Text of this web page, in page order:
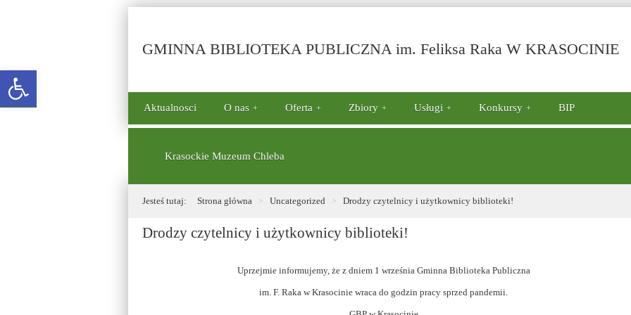
Open toolbar
GMINNA BIBLIOTEKA PUBLICZNA im. Feliksa Raka W KRASOCINIE-
i
Aktualnosci O nas Oferta Zbiory Usługi Konkursy BIP
Krasockie Muzeum Chleba
Jesteś tutaj: Strona główna Uncategorized Drodzy czytelnicy i użytkownicy biblioteki!
Drodzy czytelnicy i użytkownicy biblioteki!
Uprzejmie informujemy, że z dniem 1 września Gminna Biblioteka Publiczna
im. F. Raka w Krasocinie wraca do godzin pracy sprzed pandemii.